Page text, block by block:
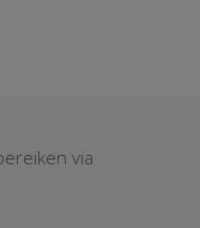
via